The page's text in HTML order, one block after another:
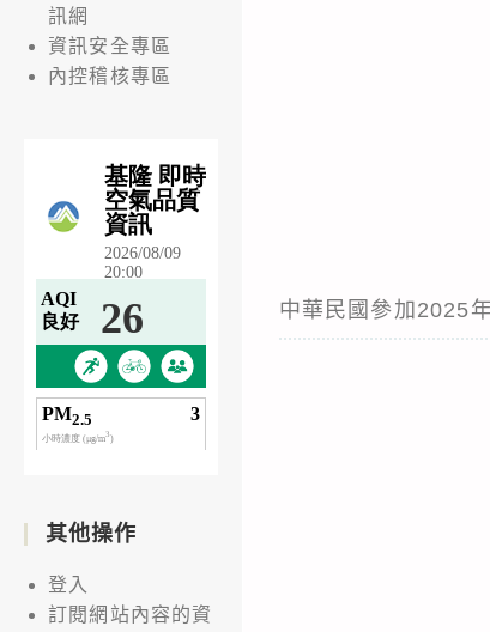
中華民國參加2025
訊網
資訊安全專區
內控稽核專區
其他操作
登入
訂閱網站內容的資